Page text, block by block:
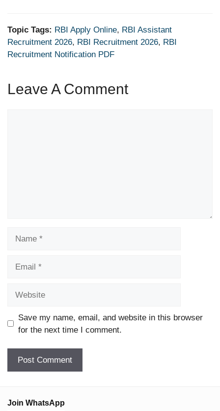
Topic Tags: RBI Apply Online, RBI Assistant
Recruitment 2026, RBI Recruitment 2026, RBI
Recruitment Notification PDF
Leave A Comment
Save my name, email, and website in this browser
for the next time I comment.
Join WhatsApp